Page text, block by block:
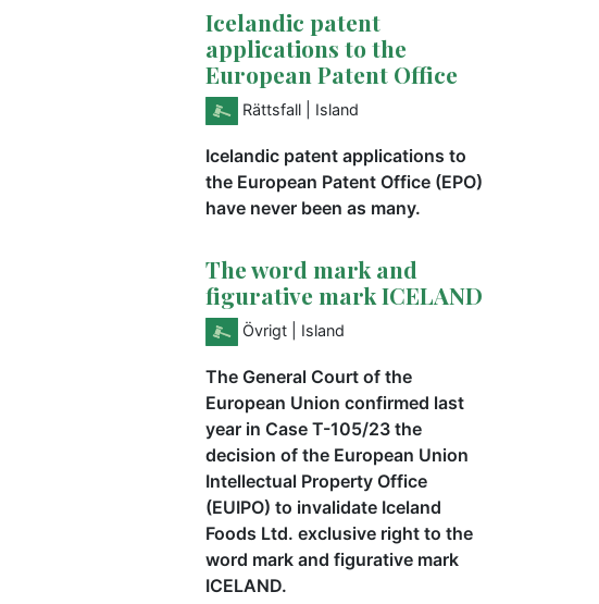
Icelandic patent
applications to the
European Patent Office
Rättsfall | Island
Icelandic patent applications to
the European Patent Office (EPO)
have never been as many.
The word mark and
figurative mark ICELAND
Övrigt | Island
The General Court of the
European Union confirmed last
year in Case T-105/23 the
decision of the European Union
Intellectual Property Office
(EUIPO) to invalidate Iceland
Foods Ltd. exclusive right to the
word mark and figurative mark
ICELAND.